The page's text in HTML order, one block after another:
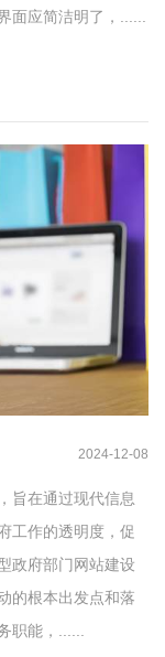
面应简洁明了，......
2024-12-08
旨在通过现代信息
工作的透明度，促
政府部门网站建设
的根本出发点和落
职能，......